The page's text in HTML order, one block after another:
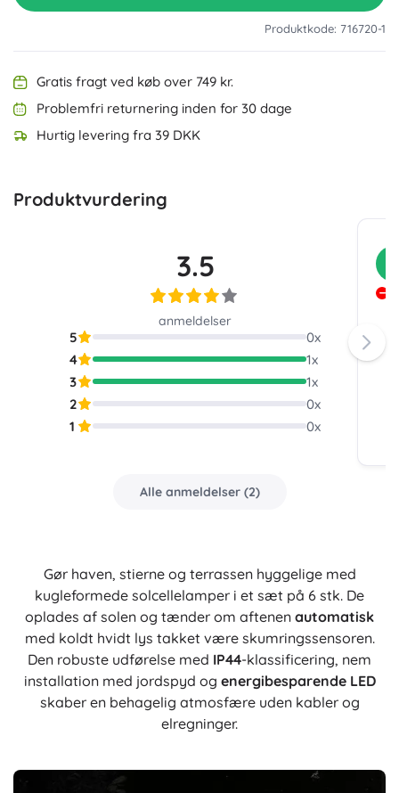
Produktkode: 716720-1
Gratis fragt ved køb over 749 kr.
Problemfri returnering inden for 30 dage
Hurtig levering fra 39 DKK
Produktvurdering
3.5
anmeldelser
5 0x
4
1x
3
1x
2
0x
1
0x
Alle anmeldelser(2)
Gør haven, stierne og terrassen hyggelige med
kugleformede solcellelamper i et sæt på 6 stk. De
oplades af solen og tænder om aftenen automatisk
med koldt hvidt lys takket være skumringssensoren.
Den robuste udførelse med IP44-klassificering, nem
installation med jordspyd og energibesparende LED
skaber en behagelig atmosfære uden kabler og
elregninger.